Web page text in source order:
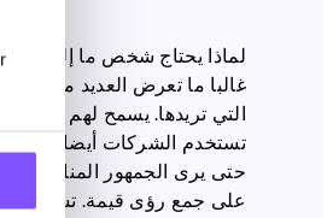
لماذا يحتاج شخص ما إلى رأيك
تستخدم الشركات أيضا
حتى يرى الجمهور المناسب
على جمع رؤى قيمة. تساعدهم